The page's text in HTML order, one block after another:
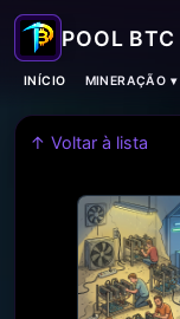
INÍCIO MINERAÇÃO ▾
↑ Voltar à lista